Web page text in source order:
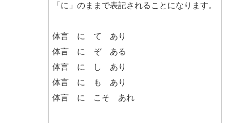
「に」のままで表記されることになります。
体言 に て あり
体言 に ぞ ある
体言 に し あり
体言 に も あり
体言 に こそ あれ